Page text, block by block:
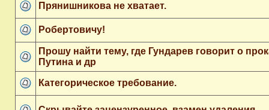
Прянишникова не хватает.
Робертовичу!
Прошу найти тему, где Гундарев говорит о
Путина и др
Категорическое требование.